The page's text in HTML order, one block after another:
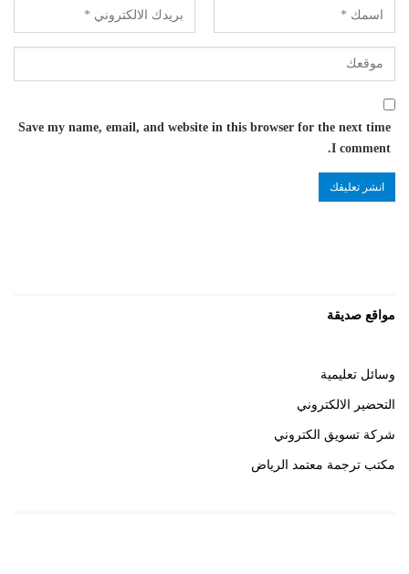
Save my name, email, and website in this browser for the next time
I comment.
مواقع صديقة
وسائل تعليمية
التحضير الالكتروني
شركة تسويق الكتروني
مكتب ترجمة معتمد الرياض